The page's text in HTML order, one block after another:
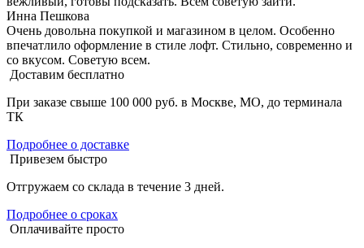
Инна Пешкова
Очень довольна покупкой и магазином в целом. Особенно
впечатлило оформление в стиле лофт. Стильно, современно и
со вкусом. Советую всем.
Доставим бесплатно
При заказе свыше 100 000 руб. в Москве, МО, до терминала
ТК
Подробнее о доставке
Привезем быстро
Отгружаем со склада в течение 3 дней.
Подробнее о сроках
Оплачивайте просто